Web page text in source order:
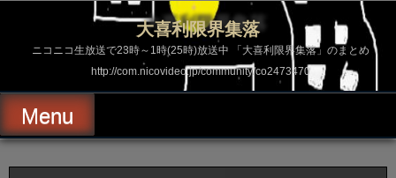
ス
ッ
プ
大喜利限界集落
ニコニコ生放送で23時～1時(25時)放送中 「大喜利限界集落」のまとめ
http://com.nicovideo.jp/community/co2473470
Menu